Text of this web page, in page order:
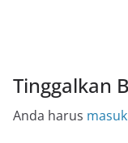
Tinggalkan
Anda harus masuk